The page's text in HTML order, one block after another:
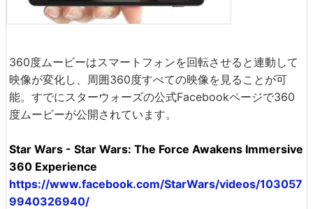
360度ムービーはスマートフォンを回転させると連動して
映像が変化し、周囲360度すべての映像を見ることが可
能。すでにスターウォーズの公式Facebookページで360
度ムービーが公開されています。
Star Wars - Star Wars: The Force Awakens Immersive
360 Experience
https://www.facebook.com/StarWars/videos/103057
9940326940/